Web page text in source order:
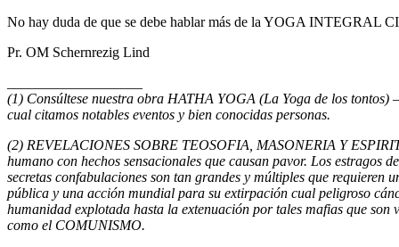
No hay duda de que se debe hablar más de la YOGA INTEGRAL
Pr. OM Schernrezig Lind
(1) Consúltese nuestra obra HATHA YOGA (La Yoga de los
cual citamos notables eventos y bien conocidas personas.
(2) REVELACIONES SOBRE TEOSOFIA, MASONERIA Y
humano con hechos sensacionales que causan pavor. Los estragos
secretas confabulaciones son tan grandes y múltiples que requieren
pública y una acción mundial para su extirpación cual peligroso
humanidad explotada hasta la extenuación por tales mafias que son
como el COMUNISMO.